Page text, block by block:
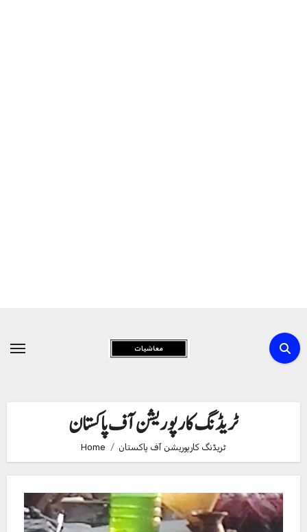
Content
ٹریڈنگ کارپوریشن آف پاکستان
Home ٹریڈنگ کارپوریشن آف پاکستان